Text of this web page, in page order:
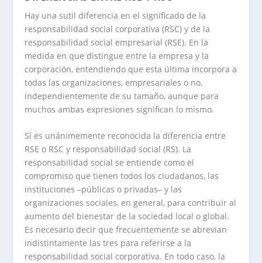
Hay una sutil diferencia en el significado de la
responsabilidad social corporativa (RSC) y de la
responsabilidad social empresarial (RSE). En la
medida en que distingue entre la empresa y la
corporación, entendiendo que esta última incorpora a
todas las organizaciones, empresariales o no,
independientemente de su tamaño, aunque para
muchos ambas expresiones significan lo mismo.
Sí es unánimemente reconocida la diferencia entre
RSE o RSC y responsabilidad social (RS). La
responsabilidad social se entiende como el
compromiso que tienen todos los ciudadanos, las
instituciones –públicas o privadas– y las
organizaciones sociales, en general, para contribuir al
aumento del bienestar de la sociedad local o global.
Es necesario decir que frecuentemente se abrevian
indistintamente las tres para referirse a la
responsabilidad social corporativa. En todo caso, la